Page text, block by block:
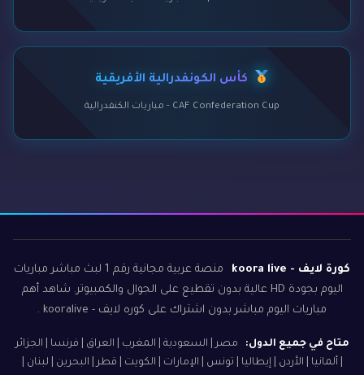
كأس الكونفدرالية الأفريقية
CAF Confederation Cup - مباريات الكنفدرالية
كورة لايف - koora live
منصة عربية مجانية رقم 1 لبث مباشر مباريات
اليوم بجودة HD عالية بدون تقطيع على الجوال والكمبيوتر. شاهد أهم
مباريات اليوم مباشر بدون اشتراك على كوره لايف - kooralive .
متاح في جميع الدول:
مصر | السعودية | المغرب | العراق | فرنسا | الجزائر
| ألمانيا | الأردن | إيطاليا | تونس | الإمارات | الكويت | قطر | البحرين | لبنان |